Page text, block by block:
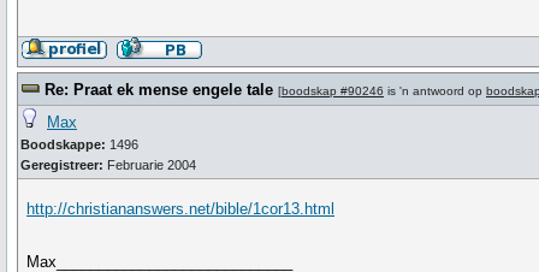
Re: Praat ek mense engele tale [boodskap #90246 is 'n antwoord op
Max
Boodskappe: 1496
Geregistreer: Februarie 2004
http://christiananswers.net/bible/1cor13.html
Max____________________________